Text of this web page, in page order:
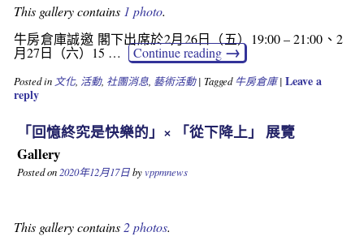
This gallery contains 1 photo.
牛房倉庫誠邀 閣下出席於2月26日（五）19:00 – 21:00、2
月27日（六）15 …
Continue reading→
Posted in 文化, 活動, 社團消息, 藝術活動| Tagged 牛房倉庫| Leave a
reply
「回憶終究是快樂的」× 「從下降上」 展覽
Gallery
Posted on 2020年12月17日byvppmnews
This gallery contains 2 photos.